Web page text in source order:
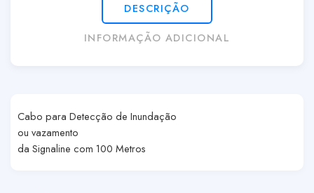
DESCRIÇÃO
INFORMAÇÃO ADICIONAL
Cabo para Detecção de Inundação
ou vazamento
da Signaline com 100 Metros